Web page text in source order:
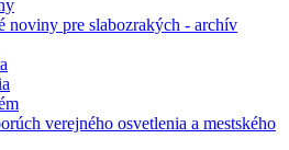
noviny pre slabozrakých - archív
verejného osvetlenia a mestského